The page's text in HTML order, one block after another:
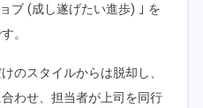
ブ (成し遂げたい進歩) ｣ を
。
のスタイルからは脱却し、
わせ、担当者が上司を同行